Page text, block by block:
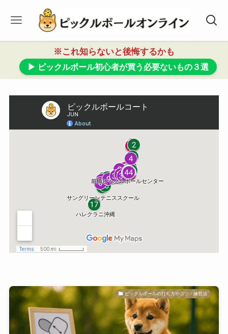
※これ知らないと後悔するかも
▶ ピックルボール初心者が買う必要ないもの３選
ピックルボールの打ち方やコツ・練習法